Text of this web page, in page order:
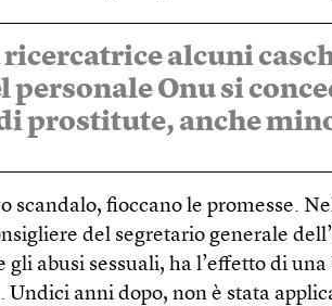
ricercatrice alcuni
personale Onu si
prostitute, anche
scandalo, fioccano le promesse.
del segretario generale
gli abusi sessuali, ha l’effetto di
Undici anni dopo, non è stata